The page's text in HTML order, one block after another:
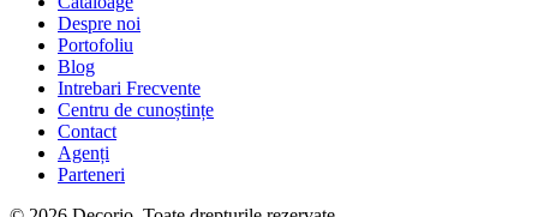
Despre noi
Portofoliu
Blog
Intrebari Frecvente
Centru de cunoștințe
Contact
Agenți
Parteneri